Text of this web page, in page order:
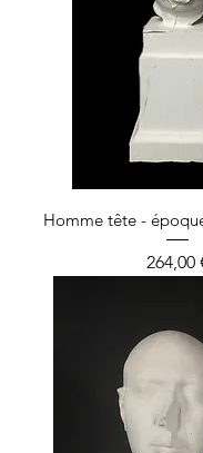
Homme tête -
Prix
264,00